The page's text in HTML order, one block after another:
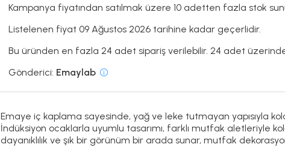
Kampanya fiyatından satılmak üzere 10 adetten fazla stok
Listelenen fiyat 09 Ağustos 2026 tarihine kadar geçerlidir.
Bu üründen en fazla 24 adet sipariş verilebilir. 24 adet
Gönderici: Emaylab
Emaye iç kaplama sayesinde, yağ ve leke tutmayan yapısıyla
İndüksiyon ocaklarla uyumlu tasarımı, farklı mutfak aletleriyle
dayanıklılık ve şık bir görünüm bir arada sunar, mutfak